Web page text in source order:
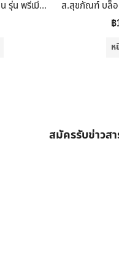
เอสซีจี ฉนวนกันความร้อน รุ่น พรีเมี่ยม STAY COOL ขนาดหนา 75 มม. สีเขียวอ่อน
฿
ห
สมัครรับข่าวสา